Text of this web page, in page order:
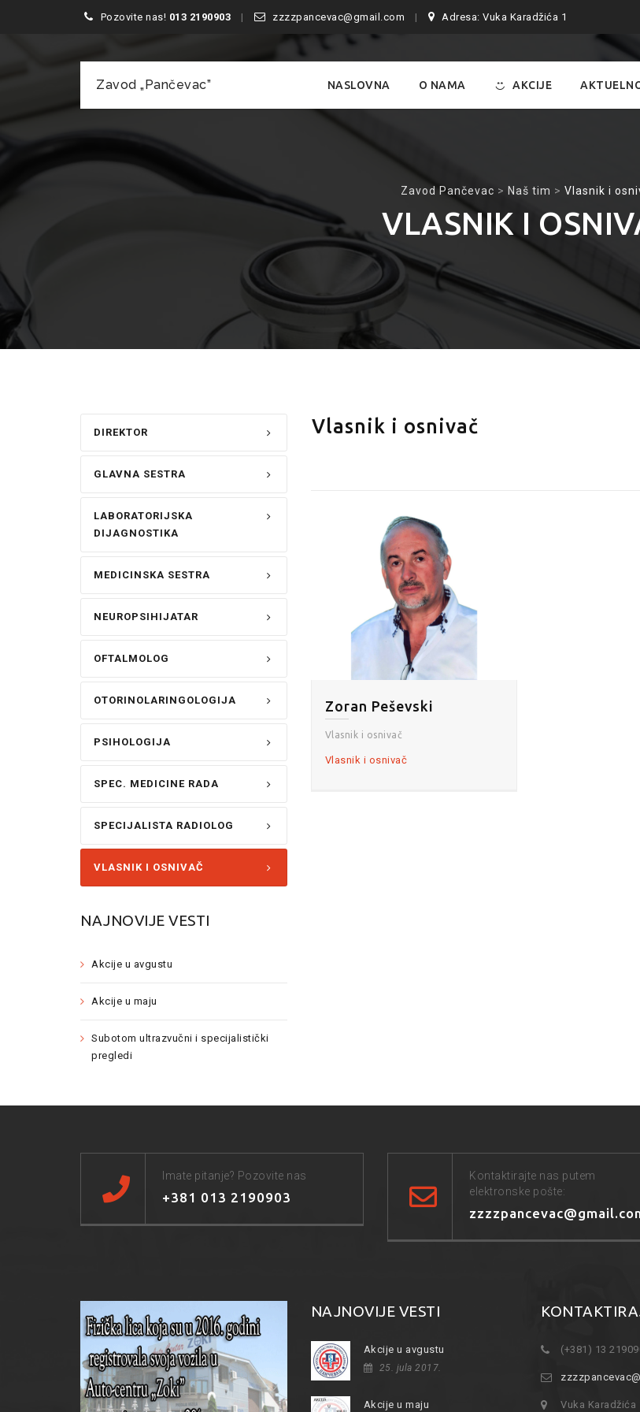
Pozovite nas! 013 2190903 zzzzpancevac@gmail.com Adresa: Vuka Karadžića 1
Zavod „Pančevac” NASLOVNA O NAMA AKCIJE
Zavod Pančevac > Naš tim > Vlasnik i
VLASNIK I
DIREKTOR
GLAVNA SESTRA
LABORATORIJSKA
DIJAGNOSTIKA
MEDICINSKA SESTRA
NEUROPSIHIJATAR
OFTALMOLOG
OTORINOLARINGOLOGIJA
PSIHOLOGIJA
SPEC. MEDICINE RADA
SPECIJALISTA RADIOLOG
VLASNIK I OSNIVAČ
NAJNOVIJE VESTI
Akcije u avgustu
Akcije u maju
Subotom ultrazvučni i specijalistički
pregledi
Vlasnik i osnivač
Zoran Peševski
Vlasnik i osnivač
Vlasnik i osnivač
Imate pitanje? Pozovite nas
+381 013 2190903
Kontaktirajte nas putem
elektronske pošte:
NAJNOVIJE VESTI
Akcije u avgustu
25. jula 2017.
Akcije u maju
(+381) 13
Vuka Karadžića